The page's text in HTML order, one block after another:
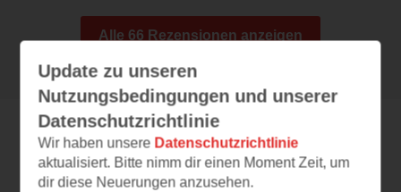
Alle 66 Rezensionen anzeigen
Leseeindrücke
Update zu unseren
Nutzungsbedingungen und unserer
Datenschutzrichtlinie
Wir haben unsere Datenschutzrichtlinie
aktualisiert. Bitte nimm dir einen Moment Zeit, um
dir diese Neuerungen anzusehen.